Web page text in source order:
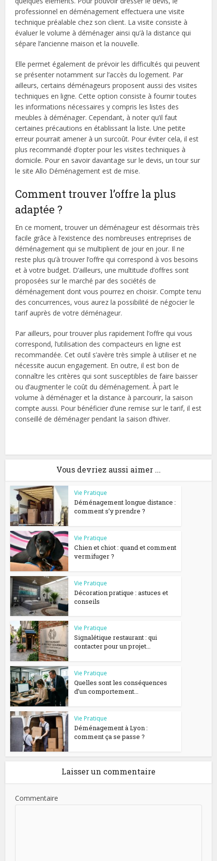
professionnel en déménagement effectuera une visite
technique préalable chez son client. La visite consiste à
évaluer le volume à déménager ainsi qu’à la distance qui
sépare l’ancienne maison et la nouvelle.
Elle permet également de prévoir les difficultés qui peuvent
se présenter notamment sur l’accès du logement. Par
ailleurs, certains déménageurs proposent aussi des visites
techniques en ligne. Cette option consiste à fournir toutes
les informations nécessaires y compris les listes des
meubles à déménager. Cependant, à noter qu’il faut
certaines précautions en établissant la liste. Une petite
erreur pourrait amener à un surcoût. Pour éviter cela, il est
plus recommandé d’opter pour les visites techniques à
domicile. Pour en savoir davantage sur le devis, un tour sur
le site Allo Déménagement est de mise.
Comment trouver l’offre la plus
adaptée ?
En ce moment, trouver un déménageur est désormais très
facile grâce à l’existence des nombreuses entreprises de
déménagement qui se multiplient de jour en jour. Il ne
reste plus qu’à trouver l’offre qui correspond à vos besoins
et à votre budget. D’ailleurs, une multitude d’offres sont
proposées sur le marché par des sociétés de
déménagement dont vous pourrez en choisir. Compte tenu
des concurrences, vous aurez la possibilité de négocier le
tarif auprès de votre déménageur.
Par ailleurs, pour trouver plus rapidement l’offre qui vous
correspond, l’utilisation des compacteurs en ligne est
recommandée. Cet outil s’avère très simple à utiliser et ne
nécessite aucun engagement. En outre, il est bon de
connaître les critères qui sont susceptibles de faire baisser
ou d’augmenter le coût du déménagement. À part le
volume à déménager et la distance à parcourir, la saison
compte aussi. Pour bénéficier d’une remise sur le tarif, il est
conseillé de déménager pendant la saison d’hiver.
Vous devriez aussi aimer ...
Vie Pratique
Déménagement longue distance :
comment s’y prendre ?
Vie Pratique
Chien et chiot : quand et comment
vermifuger ?
Vie Pratique
Décoration pratique : astuces et
conseils
Vie Pratique
Signalétique restaurant : qui
contacter pour un projet...
Vie Pratique
Quelles sont les conséquences
d’un comportement...
Vie Pratique
Déménagement à Lyon :
comment ça se passe ?
Laisser un commentaire
Commentaire